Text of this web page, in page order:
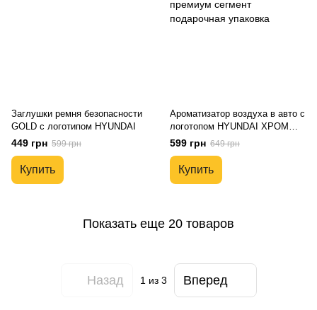
Заглушки ремня безопасности
GOLD с логотипом HYUNDAI
449 грн 599 грн
Купить
Ароматизатор воздуха в авто с
логотопом HYUNDAI ХРОМ
Автопарфюм премиум сегмент
подарочная упаковка
599 грн 649 грн
Купить
Показать еще 20 товаров
Назад 1 из 3 Вперед